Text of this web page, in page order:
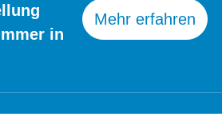
in
Mehr erfahren